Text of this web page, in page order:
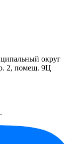
округ
2, помещ. 9Ц